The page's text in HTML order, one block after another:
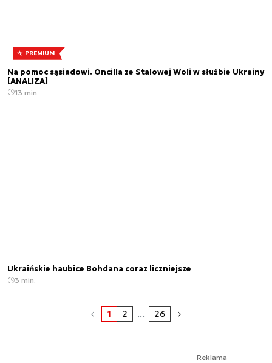
PREMIUM
Na pomoc sąsiadowi. Oncilla ze Stalowej Woli w służbie Ukrainy
[ANALIZA]
13 min.
Ukraińskie haubice Bohdana coraz liczniejsze
3 min.
1 2 ... 26
Reklama